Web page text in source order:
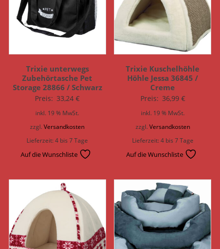
Trixie unterwegs
Zubehörtasche Pet
Storage 28866 / Schwarz
Preis: 33,24€
inkl. 19 % MwSt.
zzgl.Versandkosten
Lieferzeit:4 bis 7 Tage
Auf die Wunschliste
Trixie Kuschelhöhle
Höhle Jessa 36845 /
Creme
Preis: 36,99 €
inkl. 19 % MwSt.
zzgl. Versandkosten
Lieferzeit:4 bis 7 Tage
Auf die Wunschliste